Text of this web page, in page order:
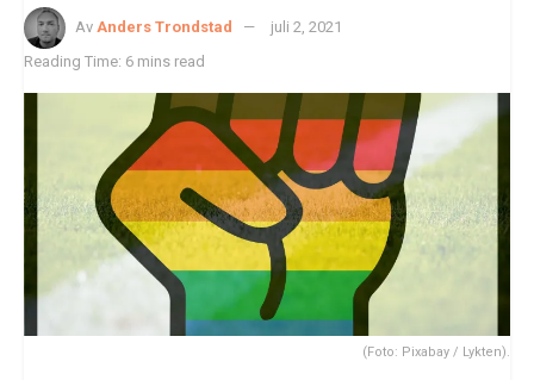
Av Anders Trondstad
juli 2, 2021
Reading Time: 6 mins read
(Foto: Pixabay / Lykten).